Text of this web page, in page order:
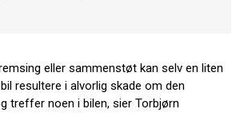
eller sammenstøt kan selv en liten
resultere i alvorlig skade om den
treffer noen i bilen, sier Torbjørn